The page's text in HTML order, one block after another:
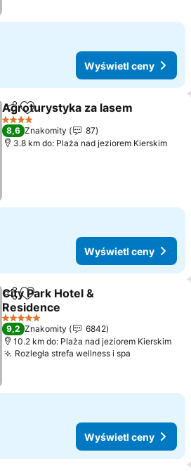
Wyświetl ceny
Udostępnij
Dodaj do ulubionych
Agroturystyka za lasem
4 Kategoria
8,6 Znakomity
87
3.8 km do: Plaża nad jeziorem Kierskim
Wyświetl ceny
UdostępnijDodaj do ulubionych
City Park Hotel &
Residence
5 Kategoria
9,2 Znakomity
6842
10.2 km do: Plaża nad jeziorem Kierskim
Rozległa strefa wellness i spa
Wyświetl ceny